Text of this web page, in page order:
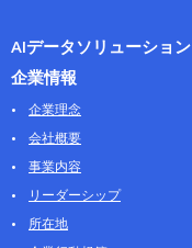
AIデータソリューション
企業情報
企業理念
会社概要
事業内容
リーダーシップ
所在地